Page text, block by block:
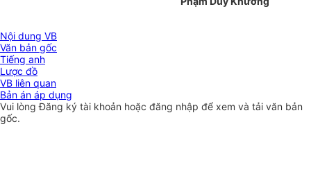
Nội dung VB
Văn bản gốc
Tiếng anh
Lược đồ
VB liên quan
Bản án áp dụng
Vui lòngĐăng ký tài khoản hoặc đăng nhập để xem và tải văn bản
gốc.